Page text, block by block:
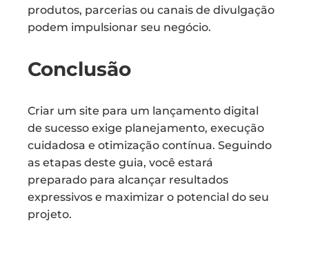
produtos, parcerias ou canais de divulgação
podem impulsionar seu negócio.
Conclusão
Criar um site para um lançamento digital
de sucesso exige planejamento, execução
cuidadosa e otimização contínua. Seguindo
as etapas deste guia, você estará
preparado para alcançar resultados
expressivos e maximizar o potencial do seu
projeto.